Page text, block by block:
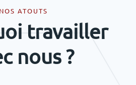
NOS ATOUTS
travailler
nous ?